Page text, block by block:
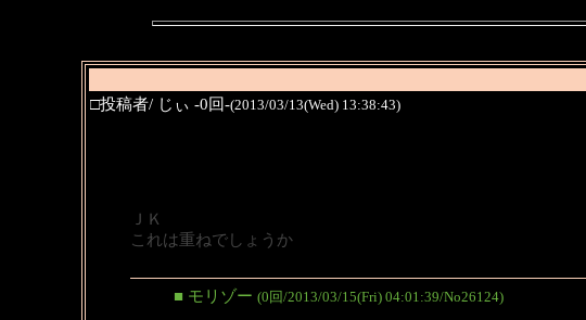
□投稿者/ じぃ -0回-(2013/03/13(Wed) 13:38:43)
ＪＫ
これは重ねでしょうか
■ モリゾー (0回/2013/03/15(Fri) 04:01:39/No26124)